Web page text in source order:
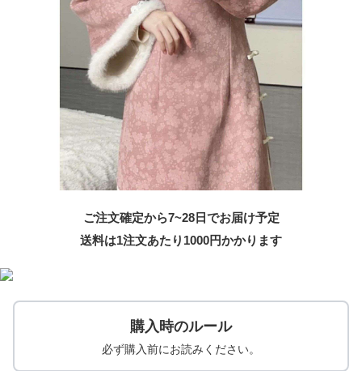
ご注文確定から7~28日でお届け予定
送料は1注文あたり 1000円かかります
購入時のルール
必ず購入前にお読みください。